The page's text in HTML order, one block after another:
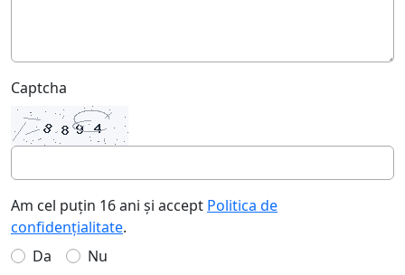
Captcha
Am cel puțin 16 ani și accept Politica de
confidențialitate.
Da
Nu